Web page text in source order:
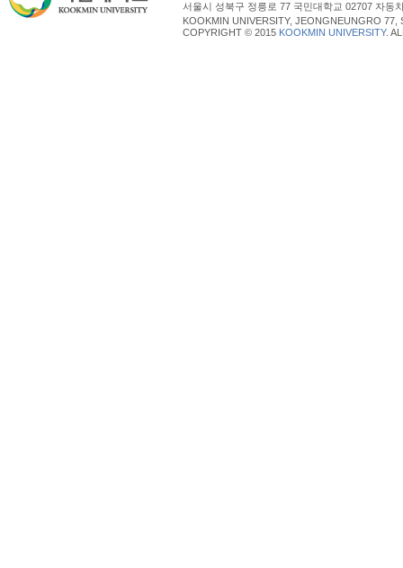
서울시 성북구 정릉로 77 국민대학교 02707 자동
KOOKMIN UNIVERSITY, JEONGNEUNGRO
COPYRIGHT © 2015 KOOKMIN UNIVERSITY.